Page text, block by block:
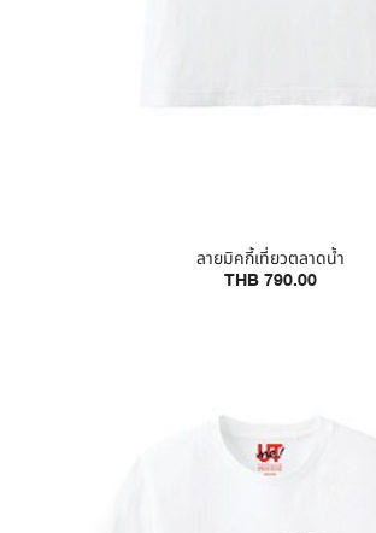
ลายมิคกี้เที่ยวตลาดน้ำ
THB 790.00